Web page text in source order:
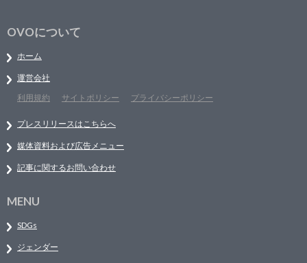
OVOについて
ホーム
運営会社
利用規約
サイトポリシー プライバシーポリシー
プレスリリースはこちらへ
媒体資料および広告メニュー
記事に関するお問い合わせ
MENU
SDGs
ジェンダー